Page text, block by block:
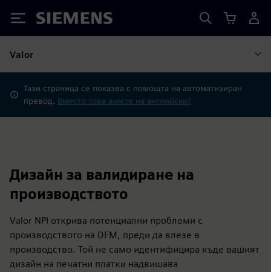
Siemens
Valor
Тази страница се показва с помощта на автоматизиран
превод. Вместо това вижте на английски?
Дизайн за валидиране на
производството
Valor NPI открива потенциални проблеми с
производството на DFM, преди да влезе в
производство. Той не само идентифицира къде вашият
дизайн на печатни платки надвишава